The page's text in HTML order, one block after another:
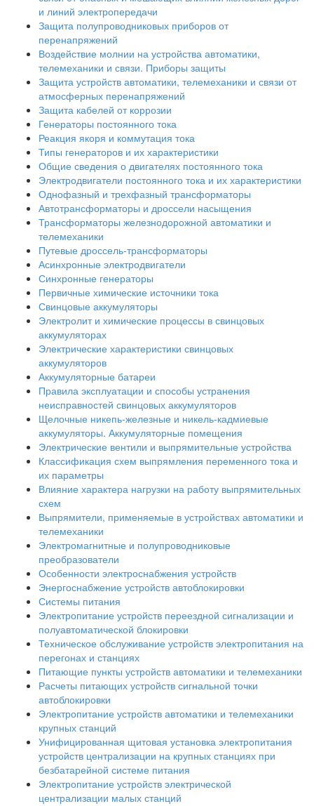
и линий электропередачи
Защита полупроводниковых приборов от
перенапряжений
Воздействие молнии на устройства автоматики,
телемеханики и связи. Приборы защиты
Защита устройств автоматики, телемеханики и связи от
атмосферных перенапряжений
Защита кабелей от коррозии
Генераторы постоянного тока
Реакция якоря и коммутация тока
Типы генераторов и их характеристики
Общие сведения о двигателях постоянного тока
Электродвигатели постоянного тока и их характеристики
Однофазный и трехфазный трансформаторы
Автотрансформаторы и дроссели насыщения
Трансформаторы железнодорожной автоматики и
телемеханики
Путевые дроссель-трансформаторы
Асинхронные электродвигатели
Синхронные генераторы
Первичные химические источники тока
Свинцовые аккумуляторы
Электролит и химические процессы в свинцовых
аккумуляторах
Электрические характеристики свинцовых
аккумуляторов
Аккумуляторные батареи
Правила эксплуатации и способы устранения
неисправностей свинцовых аккумуляторов
Щелочные никепь-железные и никель-кадмиевые
аккумуляторы. Аккумуляторные помещения
Электрические вентили и выпрямительные устройства
Классификация схем выпрямления переменного тока и
их параметры
Влияние характера нагрузки на работу выпрямительных
схем
Выпрямители, применяемые в устройствах автоматики и
телемеханики
Электромагнитные и полупроводниковые
преобразователи
Особенности электроснабжения устройств
Энергоснабжение устройств автоблокировки
Системы питания
Электропитание устройств переездной сигнализации и
полуавтоматической блокировки
Техническое обслуживание устройств электропитания на
перегонах и станциях
Питающие пункты устройств автоматики и телемеханики
Расчеты питающих устройств сигнальной точки
автоблокировки
Электропитание устройств автоматики и телемеханики
крупных станций
Унифицированная щитовая установка электропитания
устройств централизации на крупных станциях при
безбатарейной системе питания
Электропитание устройств электрической
централизации малых станций